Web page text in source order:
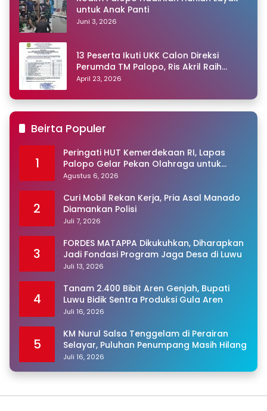
untuk Anak Panti
Juni 3, 2026
13 Peserta Ikuti UKK Calon Direksi
Perumda TM Palopo, Ris Akril Raih
Peringkat Pertama
April 23, 2026
Beirta Populer
1
Peringati HUT Kemerdekaan RI, Lapas
Palopo Gelar Pekan Olahraga untuk
Warga Binaan
Agustus 6, 2026
2
Curi Mobil Rekan Kerja, Pria Asal Manado
Diamankan Polisi
Juli 7, 2026
3
FORDES MATAPPA Dikukuhkan, Diharapkan
Jadi Fondasi Program Jaga Desa di Luwu
Juli 13, 2026
4
Tanam 2.400 Bibit Aren Genjah, Bupati
Luwu Bidik Sentra Produksi Gula Aren
Juli 16, 2026
5
KM Nurul Salsa Tenggelam di Perairan
Selayar, Puluhan Penumpang Masih Hilang
Juli 16, 2026